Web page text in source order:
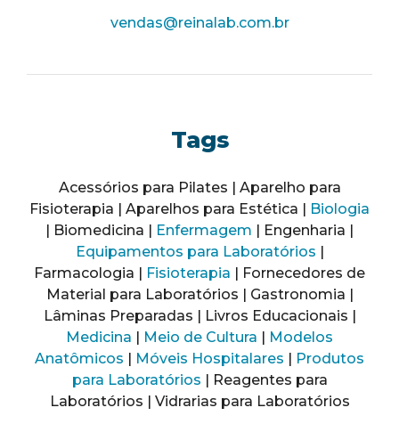
vendas@reinalab.com.br
Tags
Acessórios para Pilates | Aparelho para
Fisioterapia | Aparelhos para Estética |
Biologia
| Biomedicina |
Enfermagem | Engenharia |
Equipamentos para Laboratórios
Farmacologia |
Fisioterapia | Fornecedores de
Material para Laboratórios | Gastronomia |
Lâminas Preparadas | Livros Educacionais |
Medicina
Meio de Cultura
Modelos
Anatômicos
Móveis Hospitalares
Produtos
para Laboratórios | Reagentes para
Laboratórios | Vidrarias para Laboratórios